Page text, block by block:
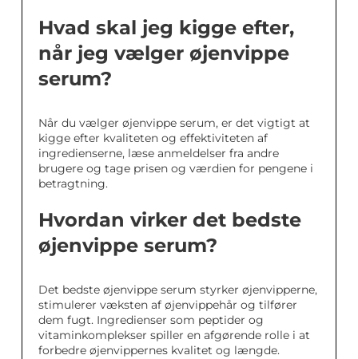
Hvad skal jeg kigge efter,
når jeg vælger øjenvippe
serum?
Når du vælger øjenvippe serum, er det vigtigt at
kigge efter kvaliteten og effektiviteten af
ingredienserne, læse anmeldelser fra andre
brugere og tage prisen og værdien for pengene i
betragtning.
Hvordan virker det bedste
øjenvippe serum?
Det bedste øjenvippe serum styrker øjenvipperne,
stimulerer væksten af øjenvippehår og tilfører
dem fugt. Ingredienser som peptider og
vitaminkomplekser spiller en afgørende rolle i at
forbedre øjenvippernes kvalitet og længde.